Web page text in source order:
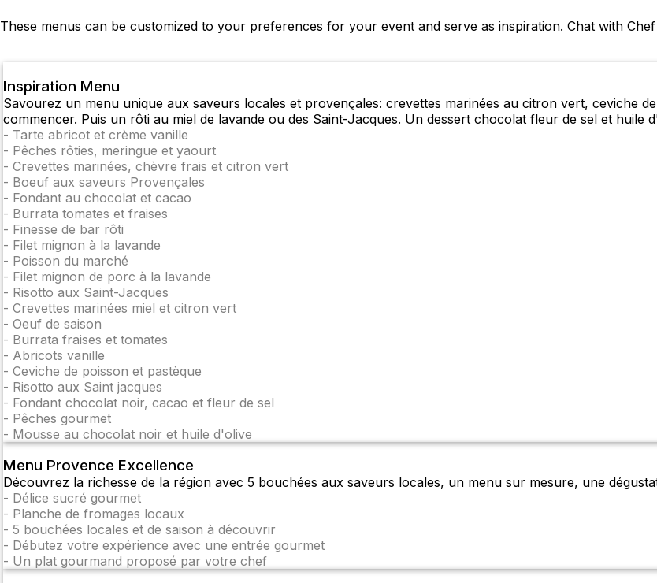
These menus can be customized to your preferences for your event and serve as inspiration. Chat with
Inspiration Menu
Savourez un menu unique aux saveurs locales et provençales: crevettes marinées au citron vert, ceviche
commencer. Puis un rôti au miel de lavande ou des Saint-Jacques. Un dessert chocolat fleur de sel et
- Tarte abricot et crème vanille
- Pêches rôties, meringue et yaourt
- Crevettes marinées, chèvre frais et citron vert
- Boeuf aux saveurs Provençales
- Fondant au chocolat et cacao
- Burrata tomates et fraises
- Finesse de bar rôti
- Filet mignon à la lavande
- Poisson du marché
- Filet mignon de porc à la lavande
- Risotto aux Saint-Jacques
- Crevettes marinées miel et citron vert
- Oeuf de saison
- Burrata fraises et tomates
- Abricots vanille
- Ceviche de poisson et pastèque
- Risotto aux Saint jacques
- Fondant chocolat noir, cacao et fleur de sel
- Pêches gourmet
- Mousse au chocolat noir et huile d'olive
Menu Provence Excellence
Découvrez la richesse de la région avec 5 bouchées aux saveurs locales, un menu sur mesure, une
- Délice sucré gourmet
- Planche de fromages locaux
- 5 bouchées locales et de saison à découvrir
- Débutez votre expérience avec une entrée gourmet
- Un plat gourmand proposé par votre chef